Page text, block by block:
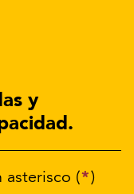
y
asterisco (*)